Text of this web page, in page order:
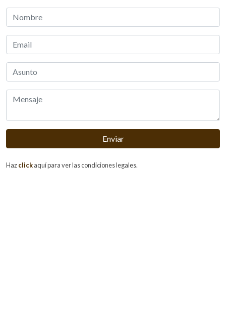
Enviar
Hazclickaquí para ver las condiciones legales.